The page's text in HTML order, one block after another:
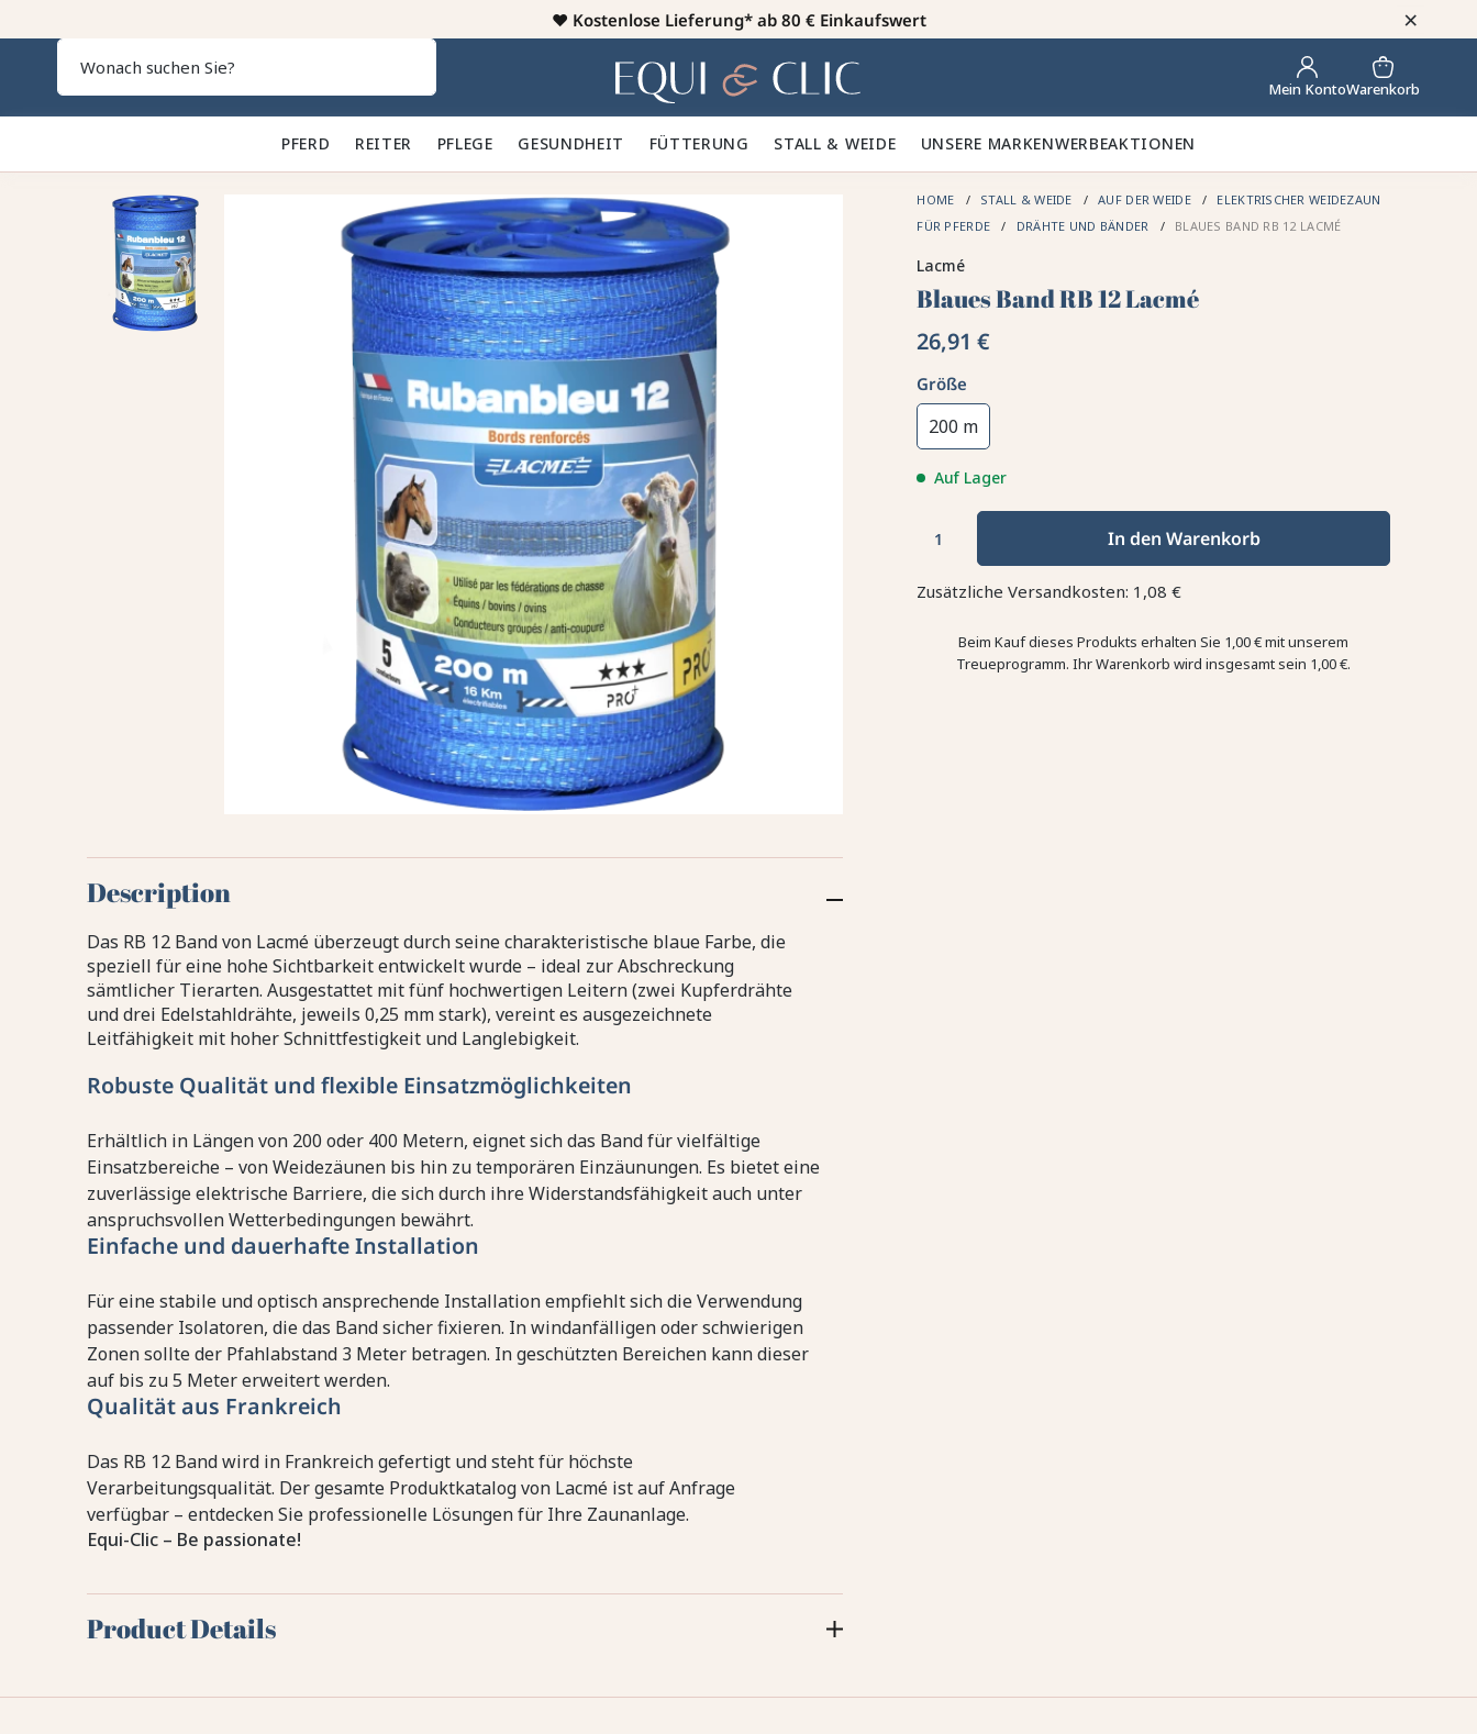
♥️ Kostenlose Lieferung* ab 80 € Einkaufswert ×
Heim Mein KontoWarenkorb
PFERD 🐎 REITER 👕 PFLEGE 🪮 GESUNDHEIT ✨ FÜTTERUNG 🥕 STALL & WEIDE 🍃 UNSERE MARKENWERBEAKTIONEN
HOME STALL & WEIDE AUF DER WEIDE
ELEKTRISCHER WEIDEZAUN
FÜR PFERDE
DRÄHTE UND BÄNDER BLAUES BAND RB 12 LACMÉ
Lacmé
Blaues Band RB 12 Lacmé
26,91 €
Größe
200 m
Auf Lager
In den Warenkorb
Zusätzliche Versandkosten: 1,08 €
Beim Kauf dieses Produkts erhalten Sie 1,00 €mit unserem
Treueprogramm. Ihr Warenkorb wird insgesamt sein 1,00 €.
Description
Das RB 12 Band von Lacmé überzeugt durch seine charakteristische blaue Farbe, die
speziell für eine hohe Sichtbarkeit entwickelt wurde – ideal zur Abschreckung
sämtlicher Tierarten. Ausgestattet mit fünf hochwertigen Leitern (zwei Kupferdrähte
und drei Edelstahldrähte, jeweils 0,25 mm stark), vereint es ausgezeichnete
Leitfähigkeit mit hoher Schnittfestigkeit und Langlebigkeit.
Robuste Qualität und flexible Einsatzmöglichkeiten
Erhältlich in Längen von 200 oder 400 Metern, eignet sich das Band für vielfältige
Einsatzbereiche – von Weidezäunen bis hin zu temporären Einzäunungen. Es bietet eine
zuverlässige elektrische Barriere, die sich durch ihre Widerstandsfähigkeit auch unter
anspruchsvollen Wetterbedingungen bewährt.
Einfache und dauerhafte Installation
Für eine stabile und optisch ansprechende Installation empfiehlt sich die Verwendung
passender Isolatoren, die das Band sicher fixieren. In windanfälligen oder schwierigen
Zonen sollte der Pfahlabstand 3 Meter betragen. In geschützten Bereichen kann dieser
auf bis zu 5 Meter erweitert werden.
Qualität aus Frankreich
Das RB 12 Band wird in Frankreich gefertigt und steht für höchste
Verarbeitungsqualität. Der gesamte Produktkatalog von Lacmé ist auf Anfrage
verfügbar – entdecken Sie professionelle Lösungen für Ihre Zaunanlage.
Equi-Clic – Be passionate!
Product Details